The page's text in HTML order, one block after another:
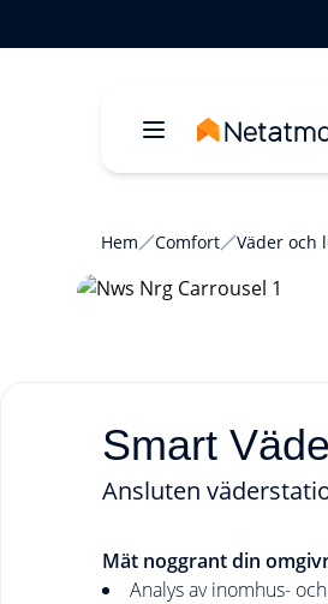
Hem Comfort Väder och
Smart
Ansluten
Mät noggrant din
Analys av inomhus-